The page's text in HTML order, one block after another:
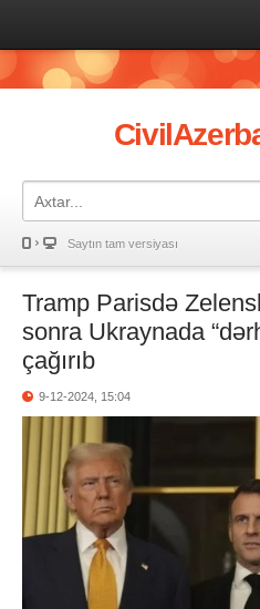
Saytın tam versiyası
Tramp Parisdə
sonra Ukraynada
çağırıb
9-12-2024, 15:04